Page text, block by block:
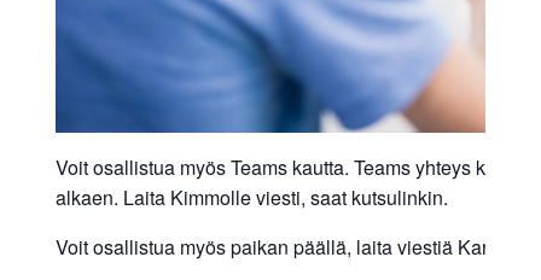
Voit osallistua myös Teams kautta. Teams yhteys klo
alkaen. Laita Kimmolle viesti, saat kutsulinkin.
Voit osallistua myös paikan päällä, laita viestiä Karille.